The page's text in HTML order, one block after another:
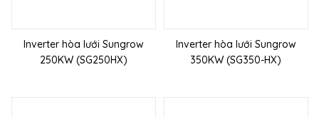
Inverter hòa lưới Sungrow
250KW (SG250HX)
Inverter hòa lưới Sungrow
350KW (SG350-HX)